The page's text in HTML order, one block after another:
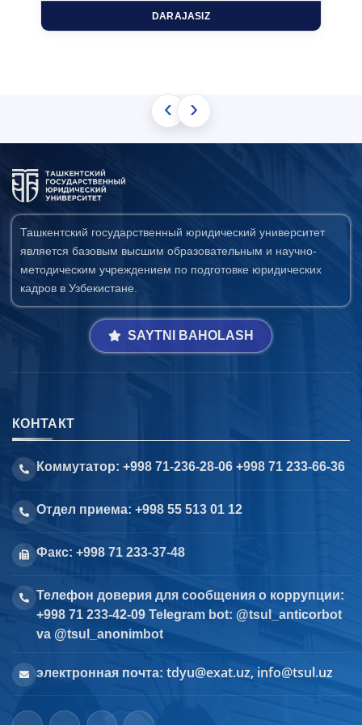
DARAJASIZ
‹ ›
Ташкентский государственный юридический университет
является базовым высшим образовательным и научно-
методическим учреждением по подготовке юридических
кадров в Узбекистане.
SAYTNI BAHOLASH
КОНТАКТ
Коммутатор: +998 71-236-28-06 +998 71 233-66-36
Отдел приема: +998 55 513 01 12
Факс: +998 71 233-37-48
Телефон доверия для сообщения о коррупции:
+998 71 233-42-09 Telegram bot: @tsul_anticorbot
va @tsul_anonimbot
электронная почта: tdyu@exat.uz, info@tsul.uz